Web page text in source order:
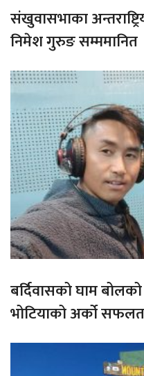
संखुवासभाका
निमेश गुरुङ सम्ममानित
बर्दिवासको घाम
भोटियाको अर्को